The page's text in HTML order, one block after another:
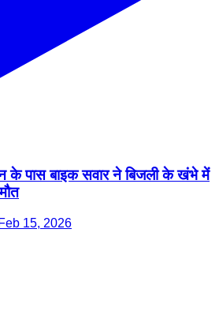
के पास बाइक सवार ने बिजली के खंभे में
15, 2026